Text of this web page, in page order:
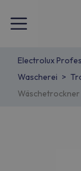
Electrolux
Wascherei